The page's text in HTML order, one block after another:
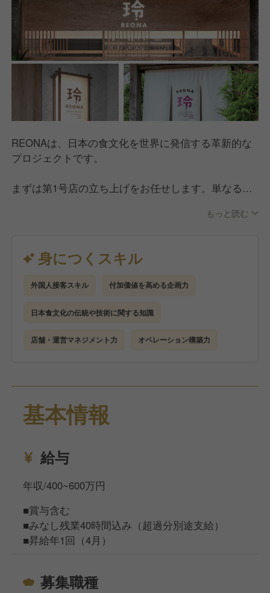
飲食業界の新たなルールブックを作る—REONAの挑
戦
REONAは、飲食ビジネスに革新をもたらすための事
業モデルを追求します。これまでの常識にとらわれる
ことなく、独自のマーケティング戦略やオペレーショ
ン手法を導入し、お客様に新しい体験を提供します。
訪れるお客様の多くが海外からの旅行者である
REONAは、食文化の伝達者でもあります。
伝統的な鮨文化を守りながらも、多国籍なお客様のニ
ーズに応える柔軟さを持ち合わせています。
一緒に五感すべてで楽しめる「場」を創りましょう。
REONAは、日本の食文化を世界に発信する革新的な
プロジェクトです。
まずは第1号店の立ち上げをお任せします。単なる店
き上げ、成長へと導くという非常にやりがいのあるポ
具体的には、付加価値を生む独自のコンテンツを企画
し、訪れるお客様に驚きと感動を提供する仕組みを作
り上げていただきます。同時に、オペレーションの改
善を通じて事業全体をより強く効率的に運営できる体
もっと読む
身につくスキル
外国人接客スキル 付加価値を高める企画力
日本食文化の伝統や技術に関する知識
店舗・運営マネジメント力 オペレーション構築力
基本情報
給与
年収/400~600万円
■賞与含む
■みなし残業40時間込み（超過分別途支給）
■昇給年1回（4月）
募集職種